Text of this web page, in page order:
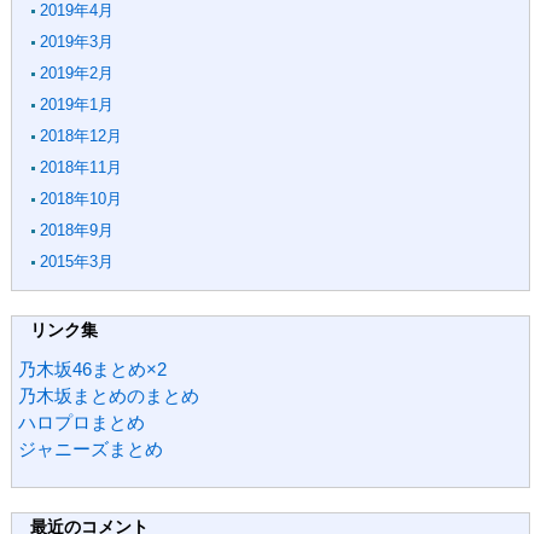
2019年4月
2019年3月
2019年2月
2019年1月
2018年12月
2018年11月
2018年10月
2018年9月
2015年3月
リンク集
乃木坂46まとめ×2
乃木坂まとめのまとめ
ハロプロまとめ
ジャニーズまとめ
最近のコメント